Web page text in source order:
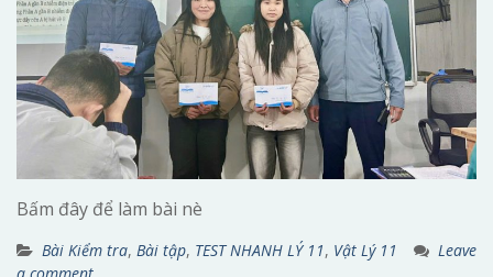
Bấm đây để làm bài nè
Bài Kiểm tra, Bài tập, TEST NHANH LÝ 11, Vật Lý 11
Leave
a comment